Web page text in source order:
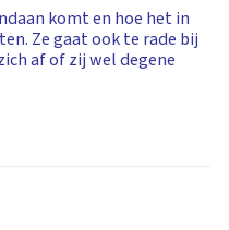
komt en hoe het in
Ze gaat ook te rade bij
af of zij wel degene